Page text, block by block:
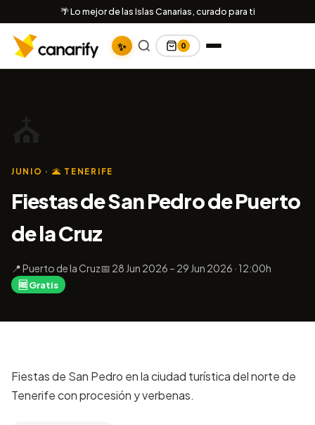
🌴 Lo mejor de las Islas Canarias, curado para ti
✨ 0
⛪
JUNIO · 🌋 TENERIFE
Fiestas de San Pedro de Puerto
de la Cruz
📍 Puerto de la Cruz📅 28 Jun 2026 – 29 Jun 2026 · 12:00h
🆓 Gratis
Fiestas de San Pedro en la ciudad turística del norte de
Tenerife con procesión y verbenas.